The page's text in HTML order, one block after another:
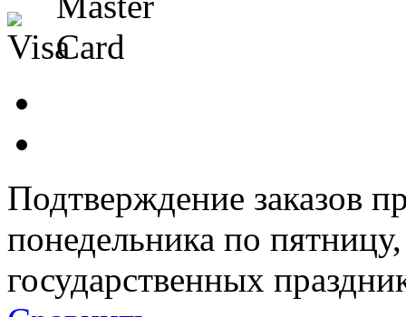
Подтверждение заказов
понедельника по
государственных